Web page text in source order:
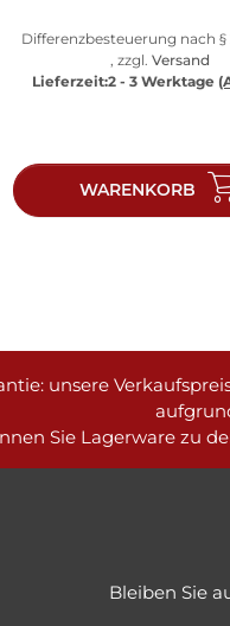
Differenzbesteuerung nach §
, zzgl. Versand
Lieferzeit:2 - 3 Werktage
WARENKORB
unsere
Sie Lagerware zu
Bleiben Sie